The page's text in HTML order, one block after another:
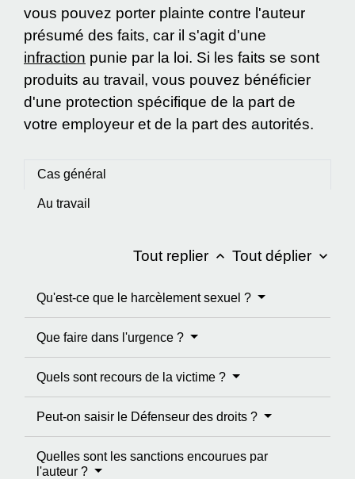
vous pouvez porter plainte contre l'auteur
présumé des faits, car il s'agit d'une
infraction punie par la loi. Si les faits se sont
produits au travail, vous pouvez bénéficier
d'une protection spécifique de la part de
votre employeur et de la part des autorités.
Cas général
Au travail
Tout replier keyboard_arrow_up Tout déplier keyboard_arrow_down
Qu'est-ce que le harcèlement sexuel ?
Que faire dans l'urgence ?
Quels sont recours de la victime ?
Peut-on saisir le Défenseur des droits ?
Quelles sont les sanctions encourues par
l'auteur ?